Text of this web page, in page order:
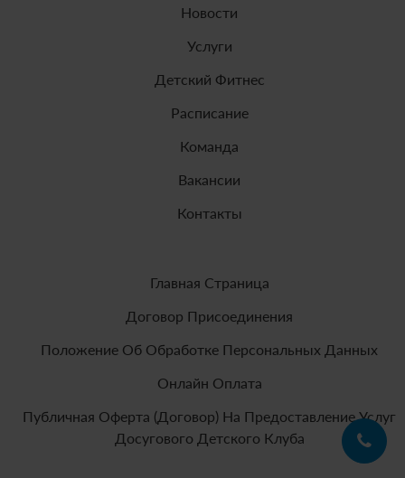
Новости
Услуги
Детский Фитнес
Расписание
Команда
Вакансии
Контакты
Главная Страница
Договор Присоединения
Положение Об Обработке Персональных Данных
Онлайн Оплата
Публичная Оферта (договор) На Предоставление Услуг
Досугового Детского Клуба